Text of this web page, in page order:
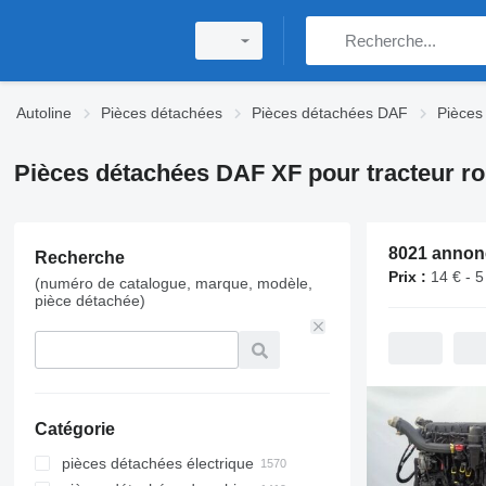
Autoline Pièces détachées Pièces détachées DAF
Pièces détachées DAF XF pour tracteur
Recherche
(numéro de catalogue, marque, modèle,
pièce détachée)
Catégorie
pièces détachées électrique
Prix : 14 € -